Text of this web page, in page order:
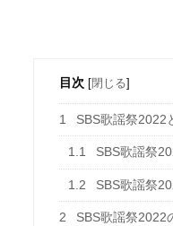
目次 [閉じる]
1 SBS歌謡祭2022
1.1 SBS歌謡祭
1.2 SBS歌謡祭
2 SBS歌謡祭2022